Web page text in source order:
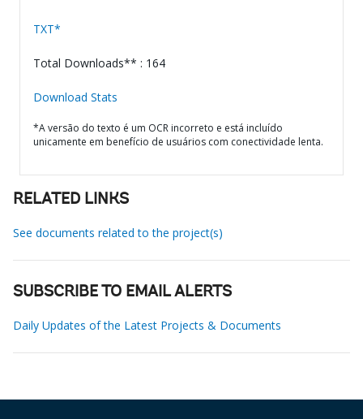
TXT*
Total Downloads** : 164
Download Stats
*A versão do texto é um OCR incorreto e está incluído
unicamente em benefício de usuários com conectividade lenta.
RELATED LINKS
See documents related to the project(s)
SUBSCRIBE TO EMAIL ALERTS
Daily Updates of the Latest Projects & Documents